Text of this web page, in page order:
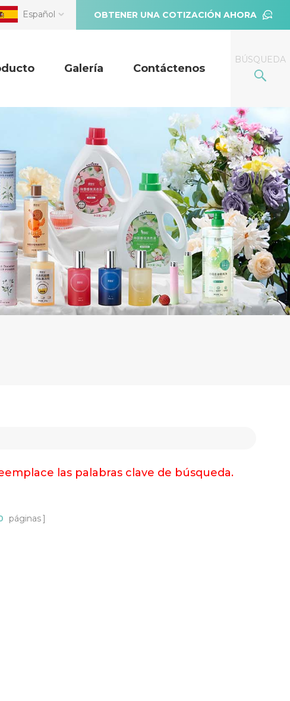
OBTENER UNA COTIZACIÓN AHORA
Español
BÚSQUEDA
Galería Contáctenos
las palabras clave de búsqueda.
páginas